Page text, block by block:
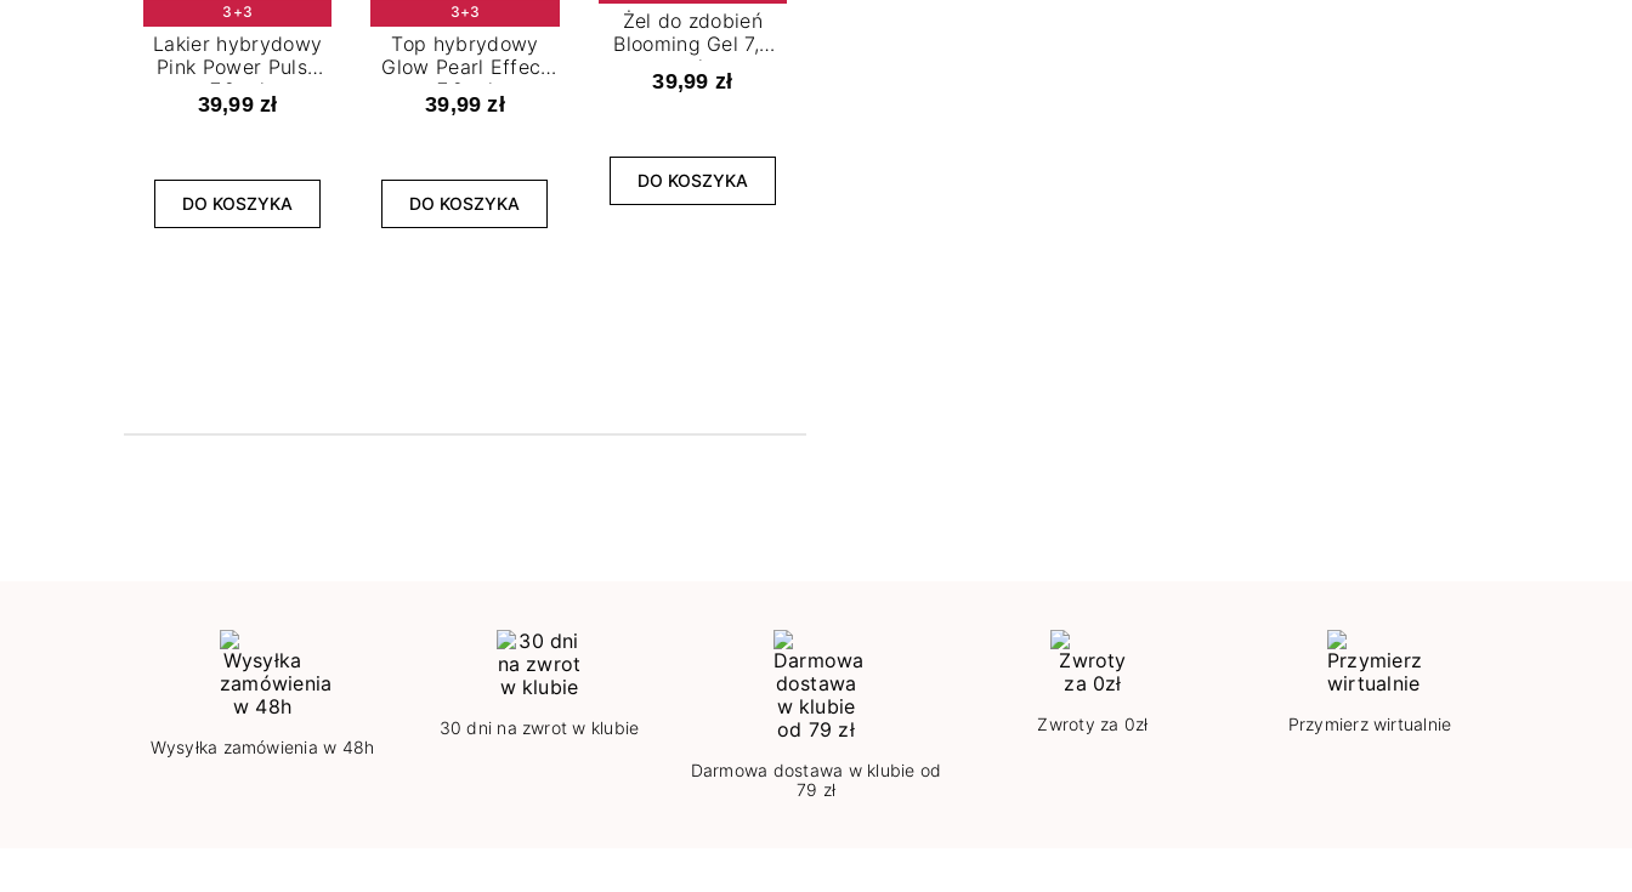
3+3
Lakier hybrydowy
Pink Power Pulse
7,2 ml
39,99 zł
DO KOSZYKA
3+3
Top hybrydowy
Glow Pearl Effect
7,2 ml
39,99 zł
DO KOSZYKA
Żel do zdobień
Blooming Gel 7,2
ml
39,99 zł
DO KOSZYKA
Wysyłka zamówienia w 48h
30 dni na zwrot w klubie
Darmowa dostawa w klubie od
79 zł
Zwroty za 0zł Przymierz wirtualnie